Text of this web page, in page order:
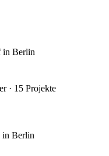
in Berlin
· 15 Projekte
in Berlin